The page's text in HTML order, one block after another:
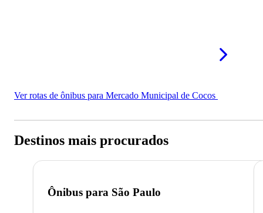
Ver rotas de ônibus para Mercado Municipal de Cocos
Destinos mais procurados
Ônibus para São Paulo